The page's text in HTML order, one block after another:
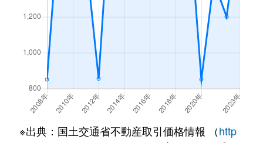
※出典：国土交通省不動産取引価格情報 （http